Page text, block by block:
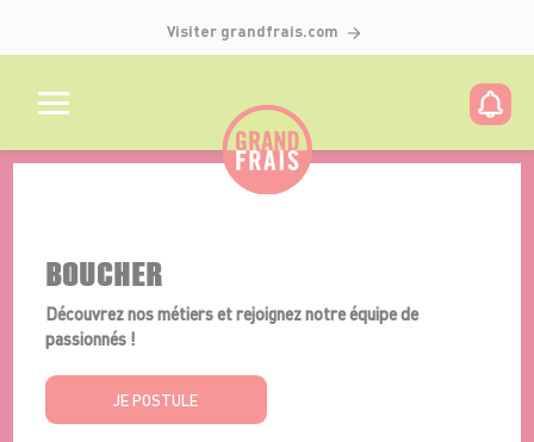
Visiter grandfrais.com
BOUCHER
Découvrez nos métiers et rejoignez notre équipe de
passionnés !
JE POSTULE